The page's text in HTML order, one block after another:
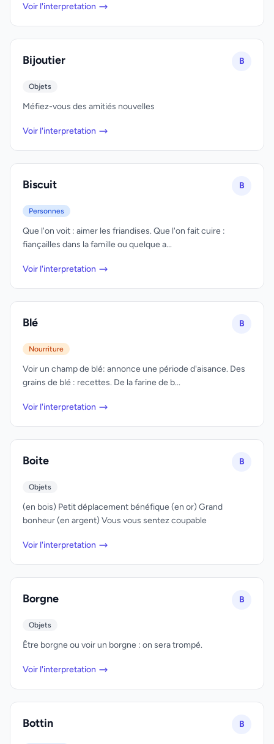
Voir l'interpretation
Bijoutier B
Objets
Méfiez-vous des amitiés nouvelles
Voir l'interpretation
Biscuit B
Personnes
Que l'on voit : aimer les friandises. Que l'on fait cuire :
fiançailles dans la famille ou quelque a...
Voir l'interpretation
Blé B
Nourriture
Voir un champ de blé: annonce une période d'aisance. Des
grains de blé : recettes. De la farine de b...
Voir l'interpretation
Boite B
Objets
(en bois) Petit déplacement bénéfique (en or) Grand
bonheur (en argent) Vous vous sentez coupable
Voir l'interpretation
Borgne B
Objets
Être borgne ou voir un borgne : on sera trompé.
Voir l'interpretation
Bottin B